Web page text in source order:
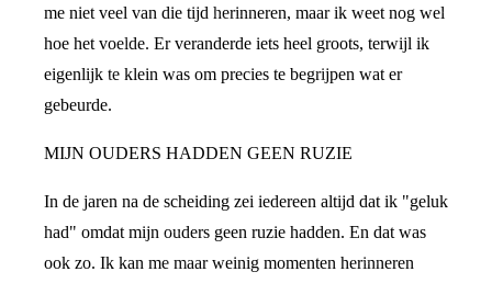
me niet veel van die tijd herinneren, maar ik weet nog wel
hoe het voelde. Er veranderde iets heel groots, terwijl ik
eigenlijk te klein was om precies te begrijpen wat er
gebeurde.
MIJN OUDERS HADDEN GEEN RUZIE
In de jaren na de scheiding zei iedereen altijd dat ik "geluk
had" omdat mijn ouders geen ruzie hadden. En dat was
ook zo. Ik kan me maar weinig momenten herinneren